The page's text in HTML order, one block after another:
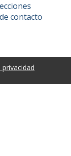
contacto